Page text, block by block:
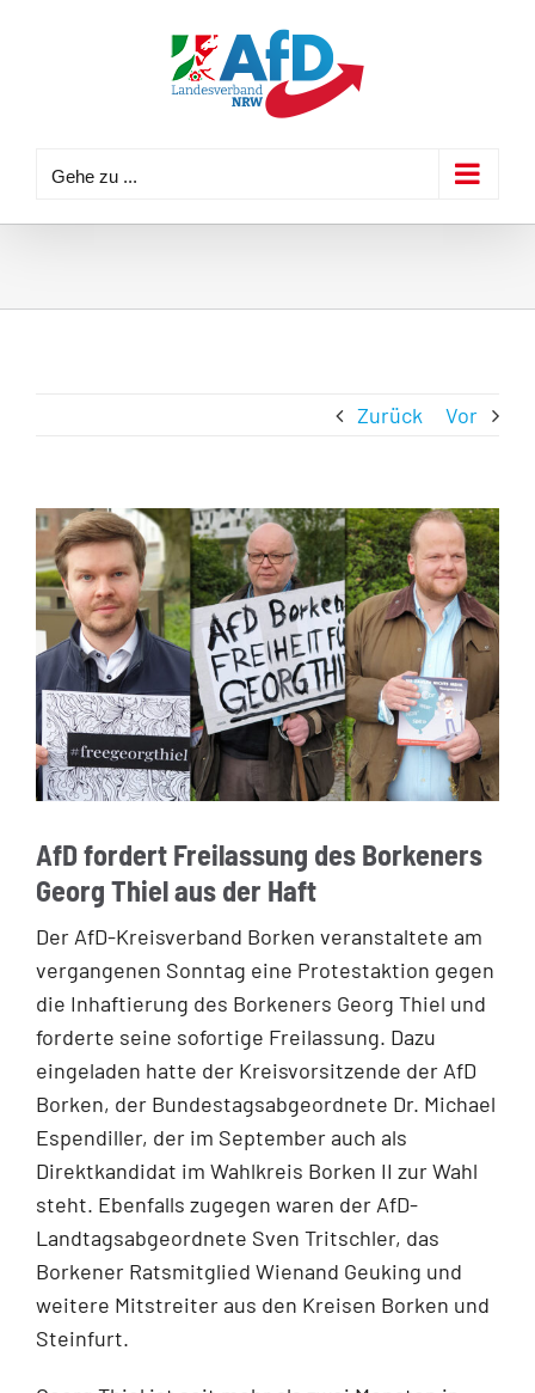
Gehe zu ...
Zurück Vor
AfD fordert Freilassung des Borkeners
Georg Thiel aus der Haft
Der AfD-Kreisverband Borken veranstaltete am
vergangenen Sonntag eine Protestaktion gegen
die Inhaftierung des Borkeners Georg Thiel und
forderte seine sofortige Freilassung. Dazu
eingeladen hatte der Kreisvorsitzende der AfD
Borken, der Bundestagsabgeordnete Dr. Michael
Espendiller, der im September auch als
Direktkandidat im Wahlkreis Borken II zur Wahl
steht. Ebenfalls zugegen waren der AfD-
Landtagsabgeordnete Sven Tritschler, das
Borkener Ratsmitglied Wienand Geuking und
weitere Mitstreiter aus den Kreisen Borken und
Steinfurt.